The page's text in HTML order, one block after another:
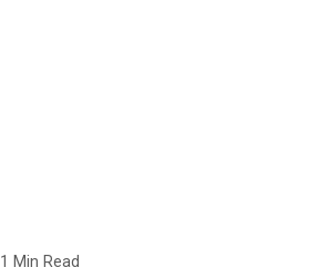
1 Min Read